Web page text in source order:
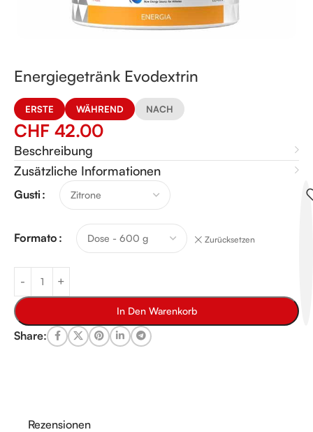
Energiegetränk Evodextrin
ERSTE WÄHREND NACH
CHF 42.00
Beschreibung
Zusätzliche Informationen
Gusti
Formato Zurücksetzen
In Den Warenkorb
Alternative:
Share:
Rezensionen